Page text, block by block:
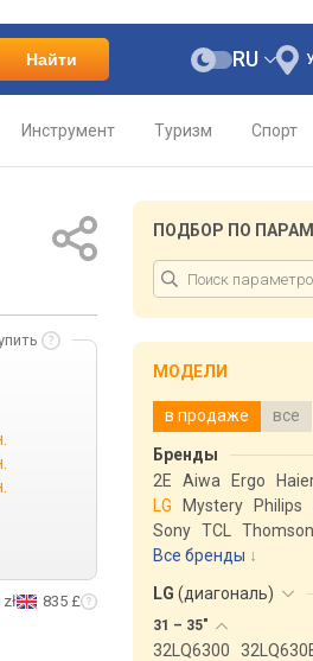
Найти RU
Инструмент Туризм Спорт
835 £
ПОДБОР ПО
МОДЕЛИ
в продаже все
Бренды
2E
Aiwa Ergo
LG
Mystery Philips
Sony TCL Thomson
Все бренды
LG (диагональ)
31 – 35"
32LQ6300